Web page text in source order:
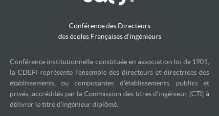
Conférence des Directeurs
des écoles Françaises d’ingénieurs
Conférence institutionnelle constituée en association loi de 1901,
la CDEFI représente l’ensemble des directeurs et directrices des
établissements, ou composantes d’établissements, publics et
privés, accrédités par la Commission des titres d’ingénieur (CTI) à
délivrer le titre d’ingénieur diplômé.